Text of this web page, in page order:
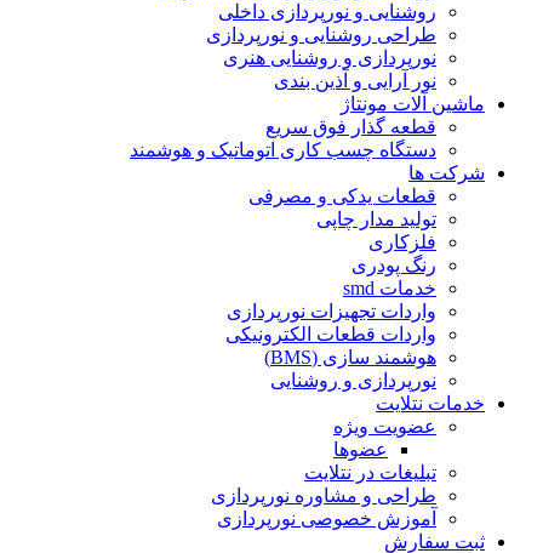
روشنایی و نورپردازی داخلی
طراحی روشنایی و نورپردازی
نورپردازی و روشنایی هنری
نور آرایی و آذین بندی
ماشین آلات مونتاژ
قطعه گذار فوق سریع
دستگاه چسب کاری اتوماتیک و هوشمند
شرکت ها
قطعات یدکی و مصرفی
تولید مدار چاپی
فلزکاری
رنگ پودری
خدمات smd
واردات تجهیزات نورپردازی
واردات قطعات الکترونیکی
هوشمند سازی (BMS)
نورپردازی و روشنایی
خدمات نتلایت
عضویت ویژه
عضوها
تبلیغات در نتلایت
طراحی و مشاوره نورپردازی
آموزش خصوصی نورپردازی
ثبت سفارش